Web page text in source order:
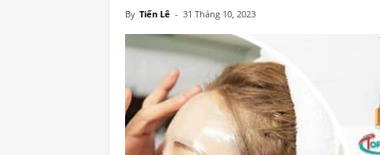
By Tiến Lê - 31 Tháng 10, 2023